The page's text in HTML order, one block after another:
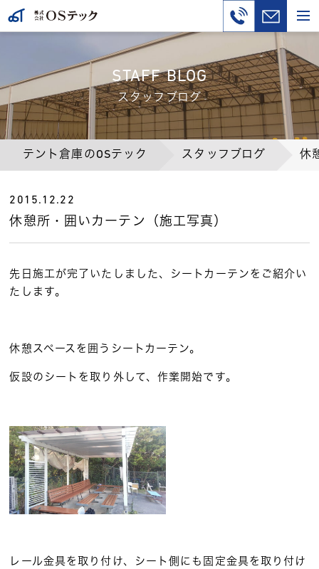
STAFF BLOG
スタッフブログ
テント倉庫のOSテック スタッフブログ 休
2015.12.22
休憩所・囲いカーテン（施工写真）
先日施工が完了いたしました、シートカーテンをご紹介い
たします。
休憩スペースを囲うシートカーテン。
仮設のシートを取り外して、作業開始です。
レール金具を取り付け、シート側にも固定金具を取り付け